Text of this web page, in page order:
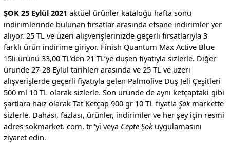
ŞOK 25 Eylül 2021 aktüel ürünler kataloğu hafta sonu
indirimlerinde bulunan fırsatlar arasında efsane indirimler yer
alıyor. 25 TL ve üzeri alışverişlerinizde geçerli fırsatlarıyla 3
farklı ürün indirime giriyor. Finish Quantum Max Active Blue
15li ürünü 33,00 TL’den 21 TL’ye düşen fiyatıyla sizlerle. Diğer
üründe 27-28 Eylül tarihleri arasında ve 25 TL ve üzeri
alışverişlerde geçerli fiyatıyla gelen Palmolive Duş Jeli Çeşitleri
500 ml 10 TL olarak sizlerle. Son üründe de aynı ketçaptaki gibi
şartlara haiz olarak Tat Ketçap 900 gr 10 TL fiyatla Şokmarkette
sizlerle. Dahası, fazlası, ürünler, indirimler ve her şey için resmi
adres sokmarket. com. tr ‘yi veya Cepte Şokuygulamasını
ziyaret edin.